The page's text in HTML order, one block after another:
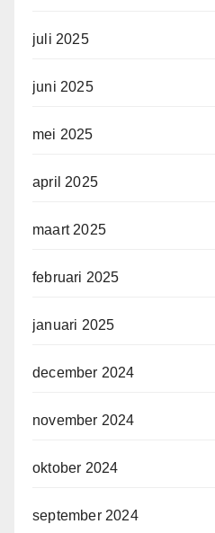
juli 2025
juni 2025
mei 2025
april 2025
maart 2025
februari 2025
januari 2025
december 2024
november 2024
oktober 2024
september 2024